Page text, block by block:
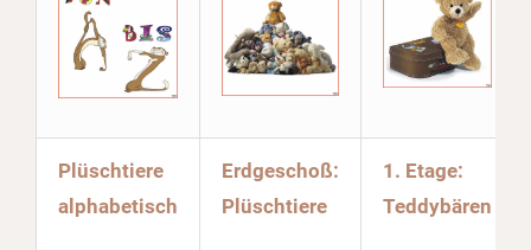
Plüschtiere
alphabetisch
Erdgeschoß:
Plüschtiere
1. Etage:
Teddybären